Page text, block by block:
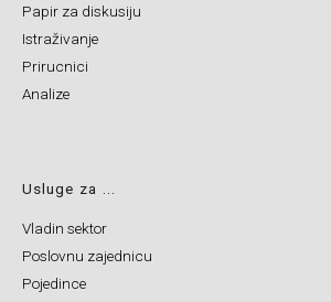
Papir za diskusiju
Istraživanje
Prirucnici
Analize
Usluge za ...
Vladin sektor
Poslovnu zajednicu
Pojedince